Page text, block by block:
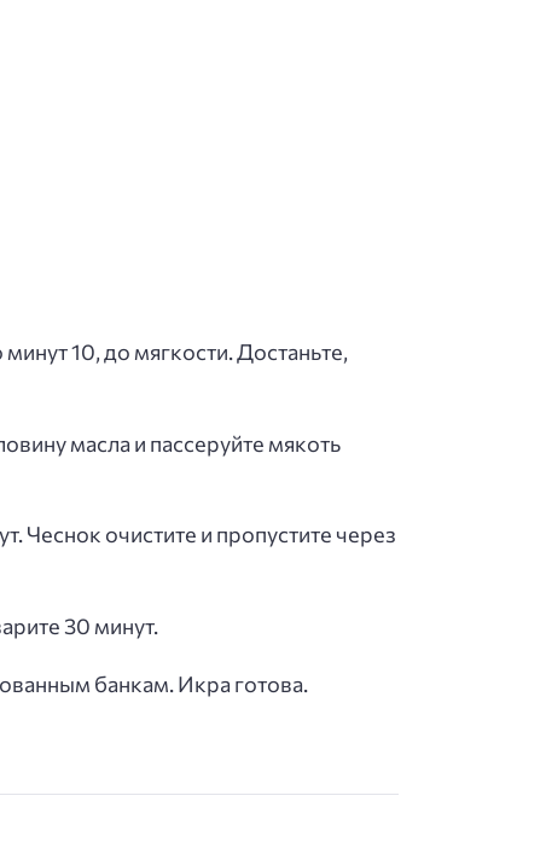
10, до мягкости. Достаньте,
масла и пассеруйте мякоть
Чеснок очистите и пропустите через
30 минут.
банкам. Икра готова.